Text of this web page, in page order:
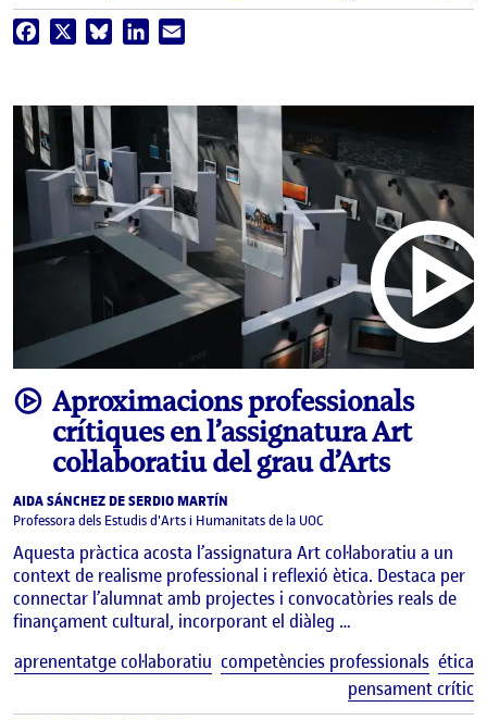
Facebook BlueskyLinkedIn
videoAproximacions professionals
crítiques en l’assignatura Art
col·laboratiu del grau d’Arts
AIDA SÁNCHEZ DE SERDIO MARTÍN
Professora dels Estudis d'Arts i Humanitats de la UOC
Aquesta pràctica acosta l’assignatura Art col·laboratiu a un
context de realisme professional i reflexió ètica. Destaca per
connectar l’alumnat amb projectes i convocatòries reals de
finançament cultural, incorporant el diàleg …
aprenentatge col·laboratiu competències professionals ética
pensament crític